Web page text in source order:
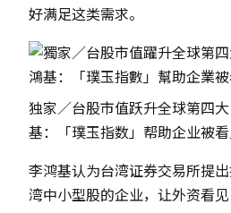
好满足这类需求。
独家／台股市值跃升全球第四
基：「璞玉指数」帮助企业被
李鸿基认为台湾证券交易所提
湾中小型股的企业，让外资看见